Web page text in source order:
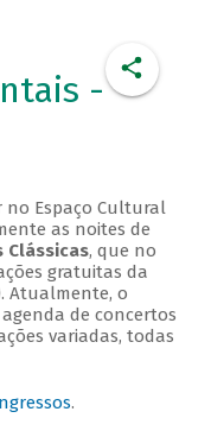
-
no Espaço Cultural
as noites de
Clássicas, que no
gratuitas da
Atualmente, o
de concertos
variadas, todas
.